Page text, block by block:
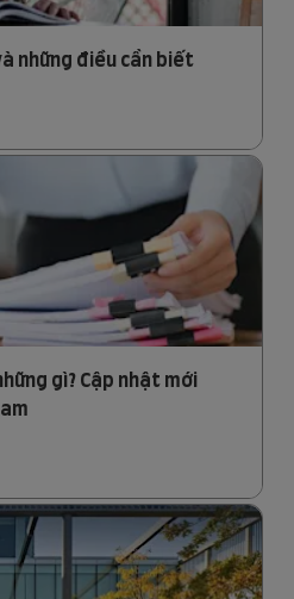
những điều cần biết
gì? Cập nhật mới